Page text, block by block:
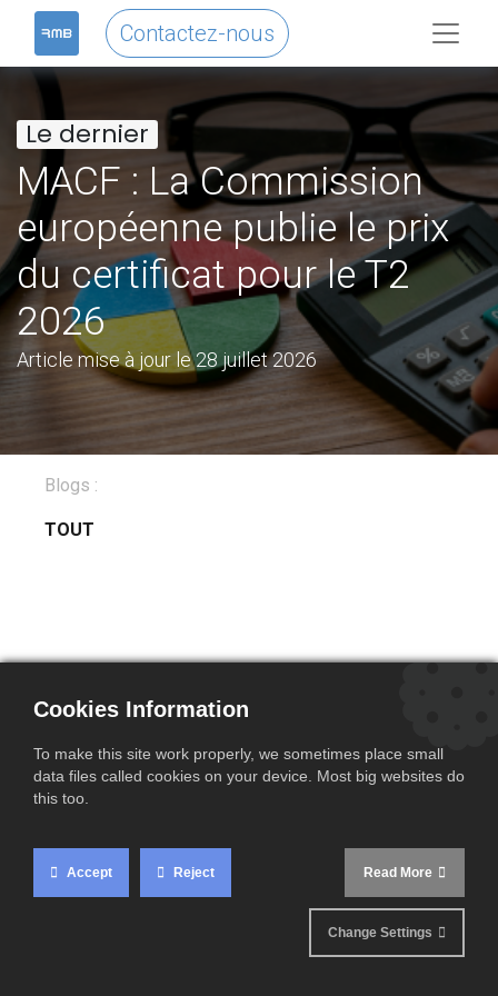
Contactez-nous
Le dernier
MACF : La Commission
européenne publie le prix
du certificat pour le T2
2026
Article mise à jour le 28 juillet 2026
Blogs :
TOUT
EVENEMENTS
NEWS 2023
Cookies Information
To make this site work properly, we sometimes place small
data files called cookies on your device. Most big websites do
this too.
Accept Reject Read More
Change Settings